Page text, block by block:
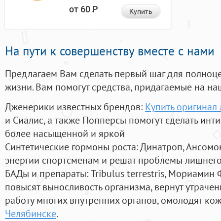
от 60Р Купить
На пути к совершенству вместе с нами
Предлагаем Вам сделать первый шаг для
жизни. Вам помогут средства, придагаемые на
Дженерики известных брендов: Купить
и Сиалис, а также Попперсы помогут сделать
более насыщенной и яркой
Синтетические гормоны роста: Динатроп,
энергии спортсменам и решат проблемы
БАДы и препараты:Tribulus terrestris, Мориамин
повысят выносливость организма, вернут
работу многих внутренних органов, омолодят
Челябинске.